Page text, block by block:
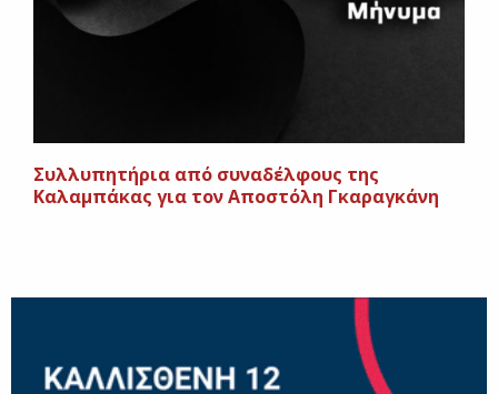
Συλλυπητήρια από συναδέλφους της
Καλαμπάκας για τον Αποστόλη Γκαραγκάνη